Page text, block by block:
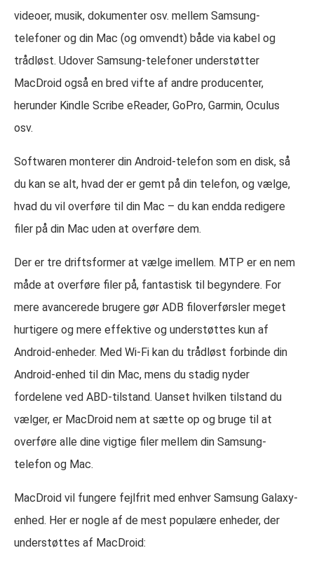
videoer, musik, dokumenter osv. mellem Samsung-
telefoner og din Mac (og omvendt) både via kabel og
trådløst. Udover Samsung-telefoner understøtter
MacDroid også en bred vifte af andre producenter,
herunder Kindle Scribe eReader, GoPro, Garmin, Oculus
osv.
Softwaren monterer din Android-telefon som en disk, så
du kan se alt, hvad der er gemt på din telefon, og vælge,
hvad du vil overføre til din Mac – du kan endda redigere
filer på din Mac uden at overføre dem.
Der er tre driftsformer at vælge imellem. MTP er en nem
måde at overføre filer på, fantastisk til begyndere. For
mere avancerede brugere gør ADB filoverførsler meget
hurtigere og mere effektive og understøttes kun af
Android-enheder. Med Wi-Fi kan du trådløst forbinde din
Android-enhed til din Mac, mens du stadig nyder
fordelene ved ABD-tilstand. Uanset hvilken tilstand du
vælger, er MacDroid nem at sætte op og bruge til at
overføre alle dine vigtige filer mellem din Samsung-
telefon og Mac.
MacDroid vil fungere fejlfrit med enhver Samsung Galaxy-
enhed. Her er nogle af de mest populære enheder, der
understøttes af MacDroid: